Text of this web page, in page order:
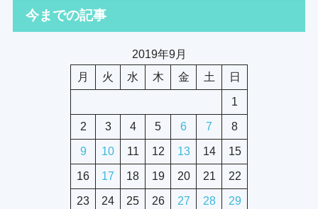
今までの記事
2019年9月
月
火 水 木 金 土 日
1
2 3 4 5 6 7 8
9 10 11 12 13 14 15
16 17 18 19 20 21 22
23 24 25 26 27 28 29